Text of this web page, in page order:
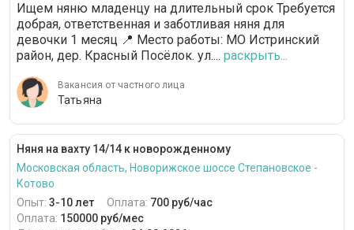
Ищем няню младенцу на длительный срок Требуется
добрая, ответственная и заботливая няня для
девочки 1 месяц 📍 Место работы: МО Истринский
район, дер. Красный Посёлок. ул.... раскрыть...
Вакансия от частного лица
Татьяна
Няня на вахту 14/14 к новорожденному
Московская область, Новорижское шоссе Степановское -
Котово
Опыт: 3-10 лет Оплата: 700 руб/час
Оплата: 150000 руб/мес